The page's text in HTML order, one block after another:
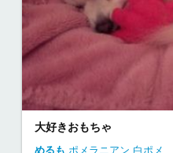
大好きおもちゃ
めるも ポメラニアン 白ポメ